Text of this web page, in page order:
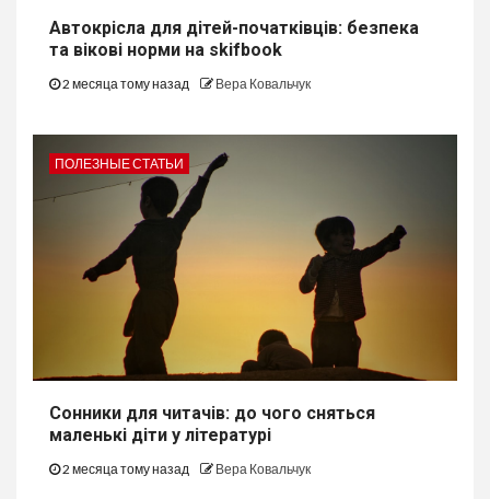
Автокрісла для дітей-початківців: безпека
та вікові норми на skifbook
2 месяца тому назад Вера Ковальчук
ПОЛЕЗНЫЕ СТАТЬИ
Сонники для читачів: до чого сняться
маленькі діти у літературі
2 месяца тому назад Вера Ковальчук